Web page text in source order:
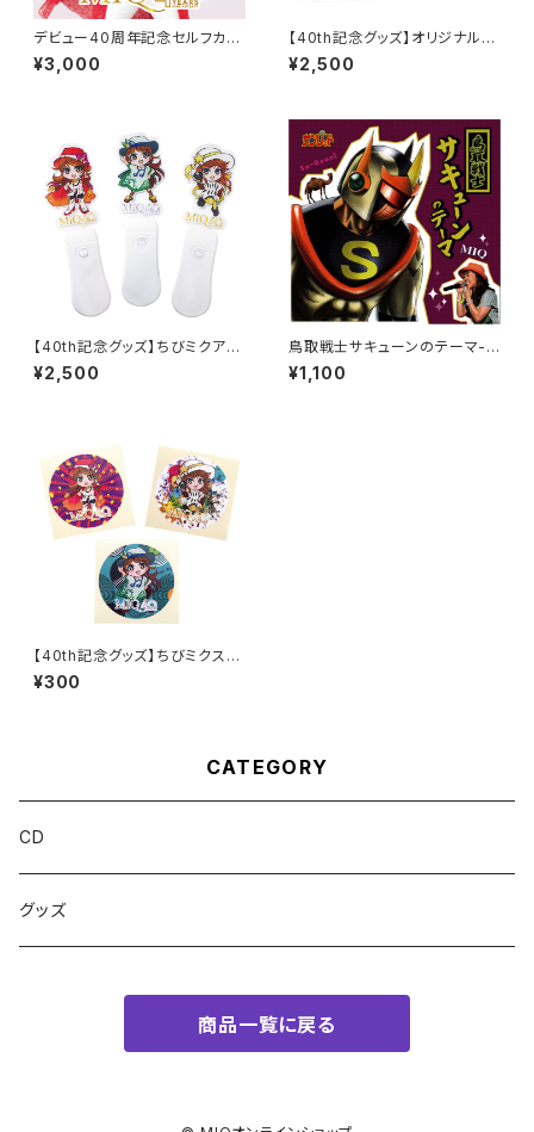
デビュー40周年記念セルフカバ
ーアルバム｢+1新たな伝説へ｣
¥3,000
【40th記念グッズ】オリジナルタ
オル(赤／紫)
¥2,500
【40th記念グッズ】ちびミクアク
リルペンライト(赤／緑／黄色)
¥2,500
鳥取戦士サキューンのテーマ-M
IQ ver.-
¥1,100
【40th記念グッズ】ちびミクステ
ッカー(赤／緑／黄色)
¥300
CATEGORY
CD
グッズ
商品一覧に戻る